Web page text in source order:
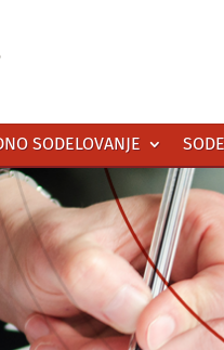
SODELOVANJE